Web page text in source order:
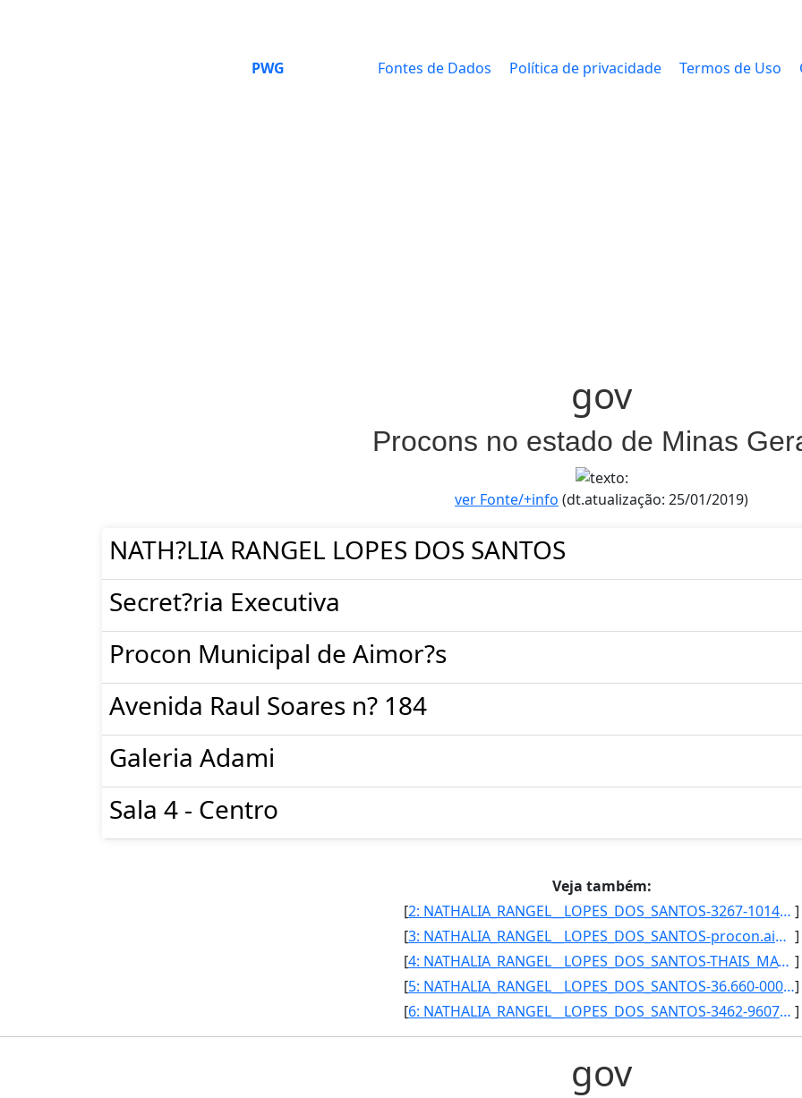
PWG Fontes de Dados Política de privacidade Termos de Uso
gov
Procons no estado de Minas
ver Fonte/+info (dt.atualização: 25/01/2019)
NATH?LIA RANGEL LOPES DOS SANTOS
Secret?ria Executiva
Procon Municipal de Aimor?s
Avenida Raul Soares n? 184
Galeria Adami
Sala 4 - Centro
Veja também:
[
2: NATHALIA_RANGEL__LOPES_DOS_SANTOS-3267-1014-Secretaria_Executiva-proconmunicipal@aimores.mg.gov.br}] ]
[
3: NATHALIA_RANGEL__LOPES_DOS_SANTOS-procon.aimores@hotmail.com-Secretaria_Executiva--Procon_Municipal_] ]
[
4: NATHALIA_RANGEL__LOPES_DOS_SANTOS-THAIS_MAYRINK_XAVIER_PASSOS-Secretaria_Executiva-Coordenadora-Proc] ]
[
5: NATHALIA_RANGEL__LOPES_DOS_SANTOS-36.660-000_-_Alem_Paraiba/MG-Secretaria_Executiva-32-Procon_Munici]]
[
6: NATHALIA_RANGEL__LOPES_DOS_SANTOS-3462-9607-Secretaria_Executiva-procon@alemparaiba.mg.gov.br}] ]
gov